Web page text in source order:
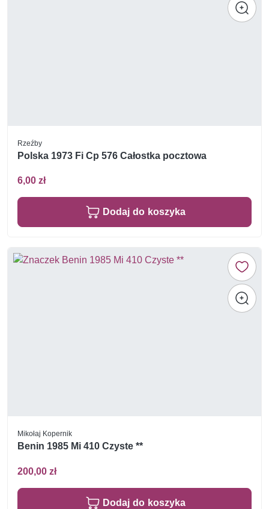
Rzeźby
Polska 1973 Fi Cp 576 Całostka pocztowa
6,00 zł
Dodaj do koszyka
Mikołaj Kopernik
Benin 1985 Mi 410 Czyste **
200,00 zł
Dodaj do koszyka